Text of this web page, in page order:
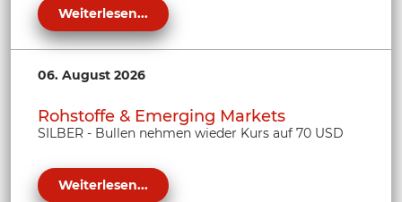
Weiterlesen...
06. August 2026
Rohstoffe & Emerging Markets
SILBER - Bullen nehmen wieder Kurs auf 70 USD
Weiterlesen...